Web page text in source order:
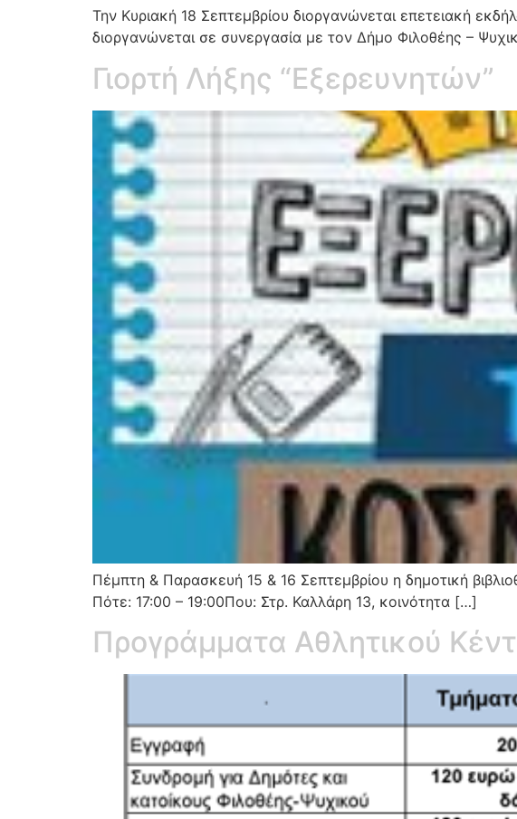
Την Κυριακή 18 Σεπτεμβρίου διοργανώνεται επετειακή
διοργανώνεται σε συνεργασία με τον Δήμο Φιλοθέης –
Γιορτή Λήξης “Εξερευνητών”
Πέμπτη & Παρασκευή 15 & 16 Σεπτεμβρίου η δημοτική
Πότε: 17:00 – 19:00Που: Στρ. Καλλάρη 13, κοινότητα […]
Προγράμματα Αθλητικού